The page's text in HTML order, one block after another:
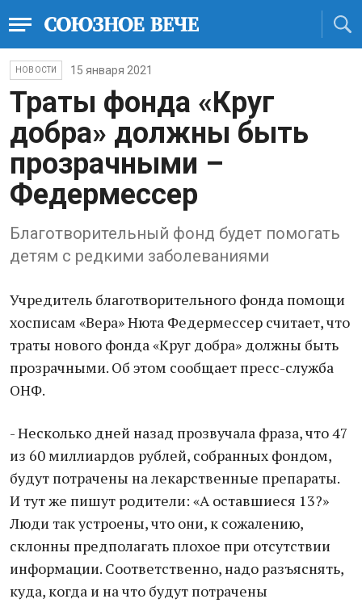
НОВОСТИ 15 января 2021
Траты фонда «Круг
добра» должны быть
прозрачными –
Федермессер
Благотворительный фонд будет помогать
детям с редкими заболеваниями
Учредитель благотворительного фонда помощи
хосписам «Вера» Нюта Федермессер считает, что
траты нового фонда «Круг добра» должны быть
прозрачными. Об этом сообщает пресс-служба
ОНФ.
- Несколько дней назад прозвучала фраза, что 47
из 60 миллиардов рублей, собранных фондом,
будут потрачены на лекарственные препараты.
И тут же пишут родители: «А оставшиеся 13?»
Люди так устроены, что они, к сожалению,
склонны предполагать плохое при отсутствии
информации. Соответственно, надо разъяснять,
куда, когда и на что будут потрачены